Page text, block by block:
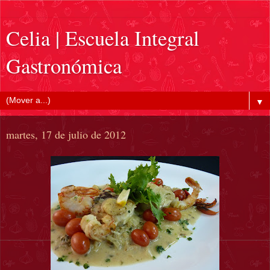
Celia | Escuela Integral
Gastronómica
▼
martes, 17 de julio de 2012